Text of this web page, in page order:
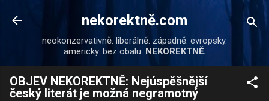
Přeskočit na hlavní obsah
nekorektně.com
neokonzervativně. liberálně. západně. evropsky.
americky. bez obalu. NEKOREKTNĚ.
OBJEV NEKOREKTNĚ: Nejúspěšnější
český literát je možná negramotný